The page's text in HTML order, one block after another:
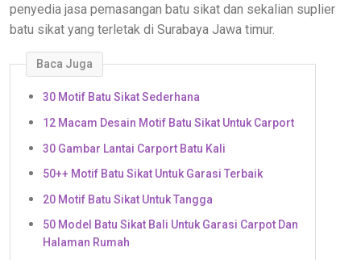
penyedia jasa pemasangan batu sikat dan sekalian suplier
batu sikat yang terletak di Surabaya Jawa timur.
Baca Juga
30 Motif Batu Sikat Sederhana
12 Macam Desain Motif Batu Sikat Untuk Carport
30 Gambar Lantai Carport Batu Kali
50++ Motif Batu Sikat Untuk Garasi Terbaik
20 Motif Batu Sikat Untuk Tangga
50 Model Batu Sikat Bali Untuk Garasi Carpot Dan
Halaman Rumah